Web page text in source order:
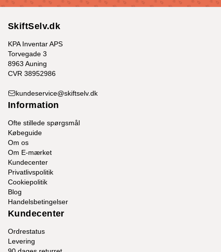
SkiftSelv.dk
KPA Inventar APS
Torvegade 3
8963 Auning
CVR 38952986
kundeservice@skiftselv.dk
Information
Ofte stillede spørgsmål
Købeguide
Om os
Om E-mærket
Kundecenter
Privatlivspolitik
Cookiepolitik
Blog
Handelsbetingelser
Kundecenter
Ordrestatus
Levering